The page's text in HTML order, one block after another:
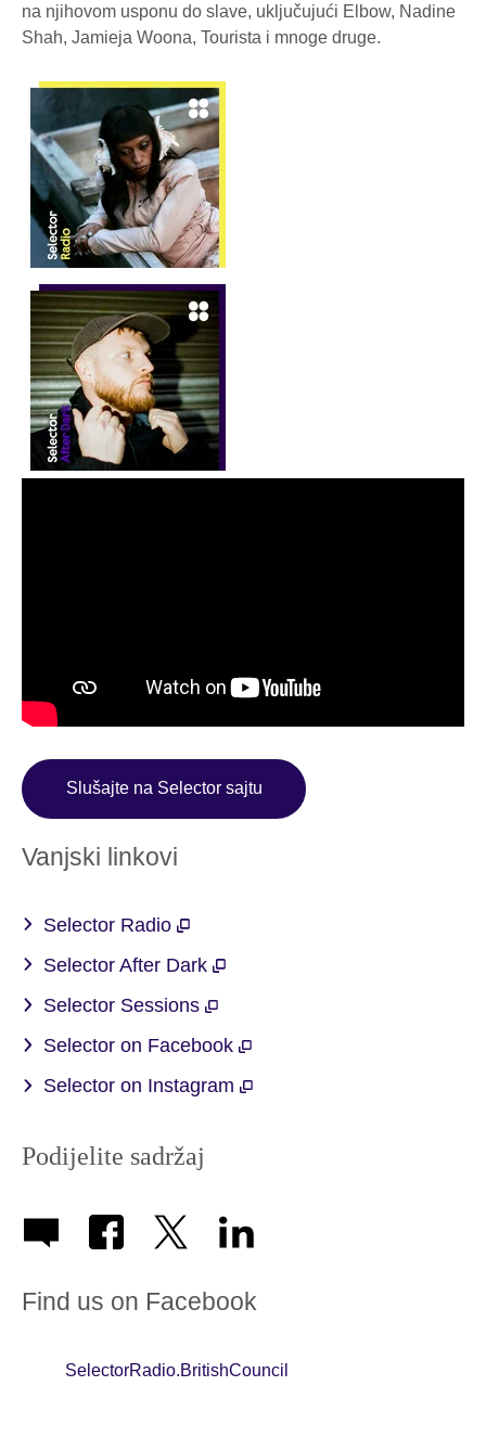
na njihovom usponu do slave, uključujući Elbow, Nadine
Shah, Jamieja Woona, Tourista i mnoge druge.
Slušajte na Selector sajtu
Vanjski linkovi
Selector Radio
Selector After Dark
Selector Sessions
Selector on Facebook
Selector on Instagram
Podijelite sadržaj
Find us on Facebook
SelectorRadio.BritishCouncil